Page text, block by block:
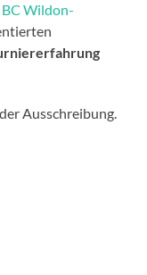
BC Wildon-
Ausschreibung.